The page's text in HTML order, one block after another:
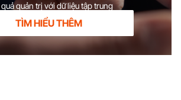
quản trị với dữ liệu tập trung
TÌM HIỂU THÊM